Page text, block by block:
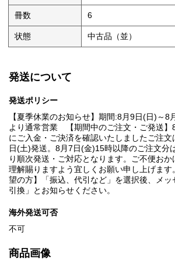
冊数 6
状態 中古品（並）
発送について
発送ポリシー
【夏季休業のお知らせ】期間:8月9日(日)～
より通常営業 【期間中のご注文・ご発送】
にご入金・ご決済を確認いたしましたご注
日(土)発送。8月7日(金)15時以降のご注文分
り順次発送・ご対応となります。ご不便お
理解賜りますよう宜しくお願い申し上げま
望の方】「振込、代引など」を選択後、メッ
引換」とお知らせください。
海外発送可否
不可
商品画像